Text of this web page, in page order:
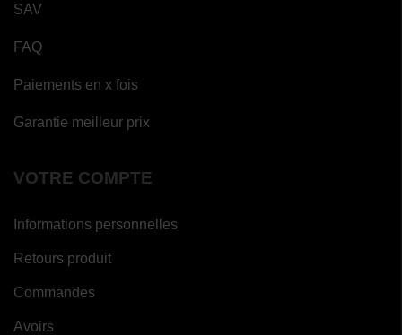
SAV
FAQ
Paiements en x fois
Garantie meilleur prix
VOTRE COMPTE
Informations personnelles
Retours produit
Commandes
Avoirs